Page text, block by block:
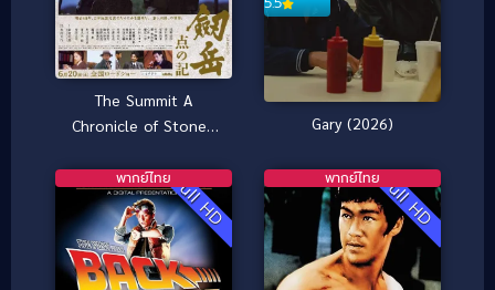
The Summit A
Chronicle of Stones
Gary (2026)
Full HD
พากย์ไทย Full HD
พากย์ไทย